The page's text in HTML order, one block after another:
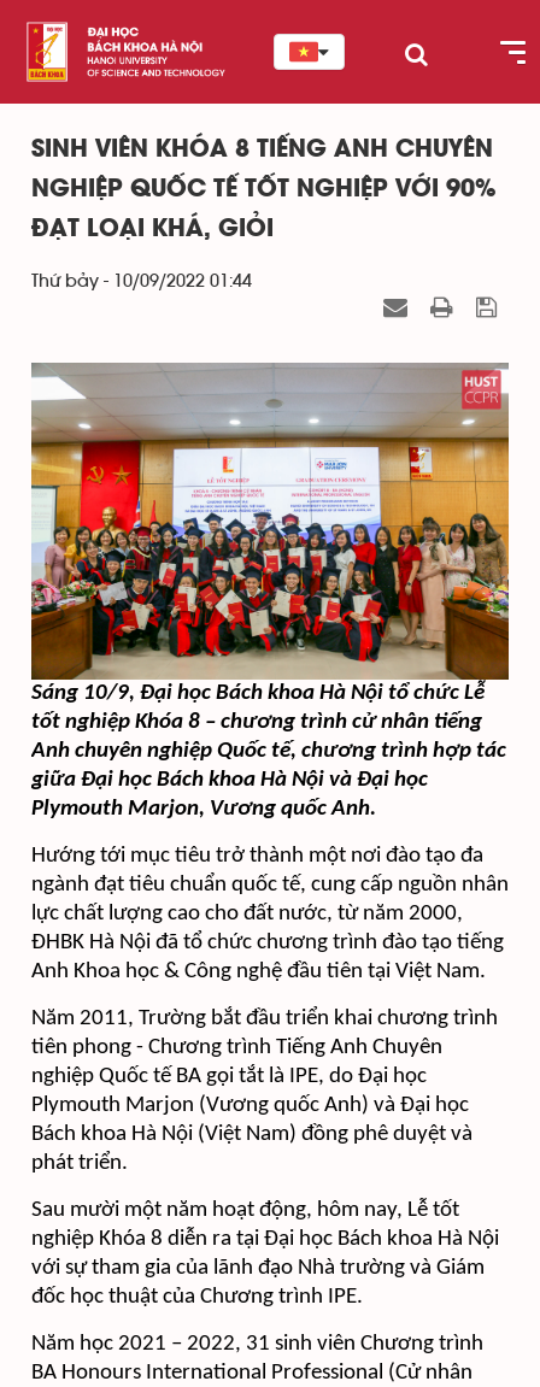
SINH VIÊN KHÓA 8 TIẾNG ANH CHUYÊN
NGHIỆP QUỐC TẾ TỐT NGHIỆP VỚI 90%
ĐẠT LOẠI KHÁ, GIỎI
Thứ bảy - 10/09/2022 01:44
Sáng 10/9, Đại học Bách khoa Hà Nội tổ chức Lễ
tốt nghiệp Khóa 8 – chương trình cử nhân tiếng
Anh chuyên nghiệp Quốc tế, chương trình hợp tác
giữa Đại học Bách khoa Hà Nội và Đại học
Plymouth Marjon, Vương quốc Anh.
Hướng tới mục tiêu trở thành một nơi đào tạo đa
ngành đạt tiêu chuẩn quốc tế, cung cấp nguồn nhân
lực chất lượng cao cho đất nước, từ năm 2000,
ĐHBK Hà Nội đã tổ chức chương trình đào tạo tiếng
Anh Khoa học & Công nghệ đầu tiên tại Việt Nam.​
Năm 2011, Trường bắt đầu triển khai chương trình
tiên phong - Chương trình Tiếng Anh Chuyên
nghiệp Quốc tế BA gọi tắt là IPE, do Đại học
Plymouth Marjon (Vương quốc Anh) và Đại học
Bách khoa Hà Nội (Việt Nam) đồng phê duyệt và
phát triển.​
Sau mười một năm hoạt động, hôm nay, Lễ tốt
nghiệp Khóa 8 diễn ra tại Đại học Bách khoa Hà Nội
với sự tham gia của lãnh đạo Nhà trường và Giám
đốc học thuật của Chương trình IPE.
Năm học 2021 – 2022, 31 sinh viên Chương trình
BA Honours International Professional (Cử nhân